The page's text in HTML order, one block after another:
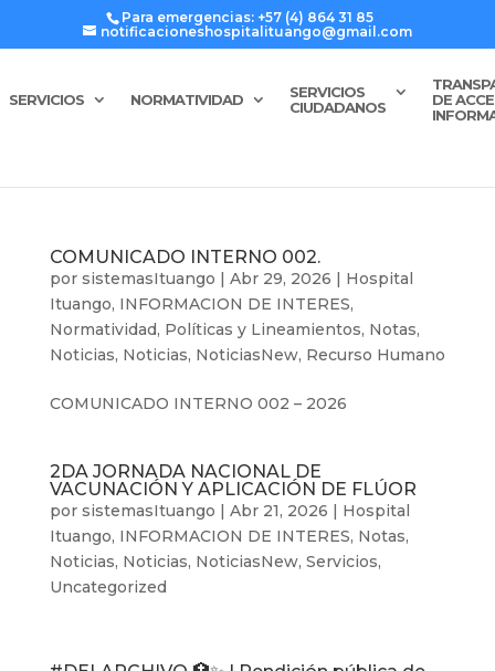
Para emergencias: +57 (4) 864 31 85
notificacioneshospitalituango@gmail.com
SERVICIOS NORMATIVIDAD
SERVICIOS
CIUDADANOS
DE
COMUNICADO INTERNO 002.
por sistemasItuango | Abr 29, 2026 | Hospital
Ituango, INFORMACION DE INTERES,
Normatividad, Políticas y Lineamientos, Notas,
Noticias, Noticias, NoticiasNew, Recurso Humano
COMUNICADO INTERNO 002 – 2026
2DA JORNADA NACIONAL DE
VACUNACIÓN Y APLICACIÓN DE FLÚOR
por sistemasItuango | Abr 21, 2026 | Hospital
Ituango, INFORMACION DE INTERES, Notas,
Noticias, Noticias, NoticiasNew, Servicios,
Uncategorized